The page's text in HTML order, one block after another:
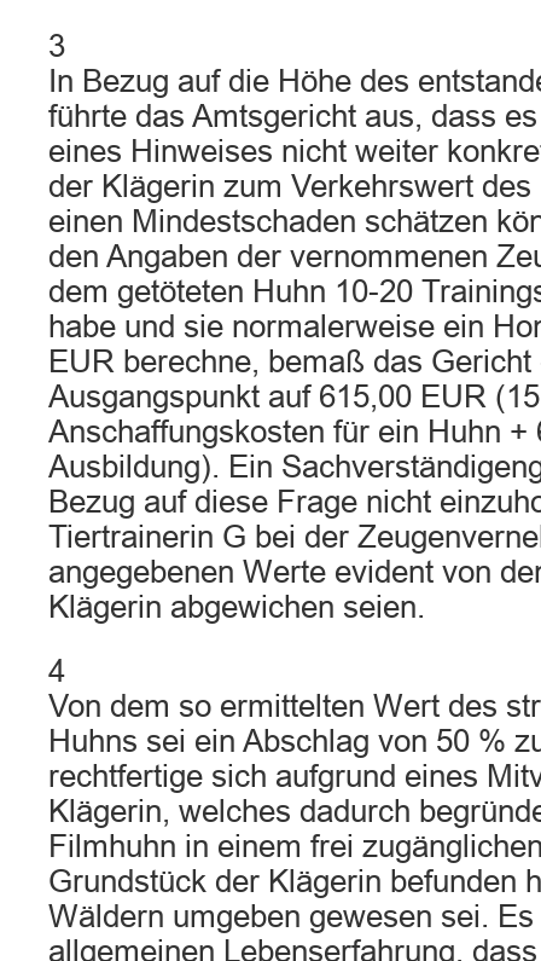
3
In Bezug auf die Höhe des
führte das Amtsgericht aus, dass
eines Hinweises nicht weiter
der Klägerin zum Verkehrswert
einen Mindestschaden schätzen
den Angaben der vernommenen
dem getöteten Huhn 10-20
habe und sie normalerweise ein
EUR berechne, bemaß das
Ausgangspunkt auf 615,00 EUR
Anschaffungskosten für ein Huhn +
Ausbildung). Ein
Bezug auf diese Frage nicht
Tiertrainerin G bei der
angegebenen Werte evident von
Klägerin abgewichen seien.
4
Von dem so ermittelten Wert des
Huhns sei ein Abschlag von 50 %
rechtfertige sich aufgrund eines
Klägerin, welches dadurch
Filmhuhn in einem frei
Grundstück der Klägerin befunden
Wäldern umgeben gewesen sei.
allgemeinen Lebenserfahrung,